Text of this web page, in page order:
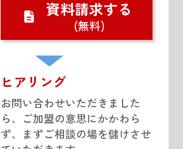
資料請求する
(無料)
ヒアリング
お問い合わせいただきました
ら、ご加盟の意思にかかわら
ず、まずご相談の場を儲けさせ